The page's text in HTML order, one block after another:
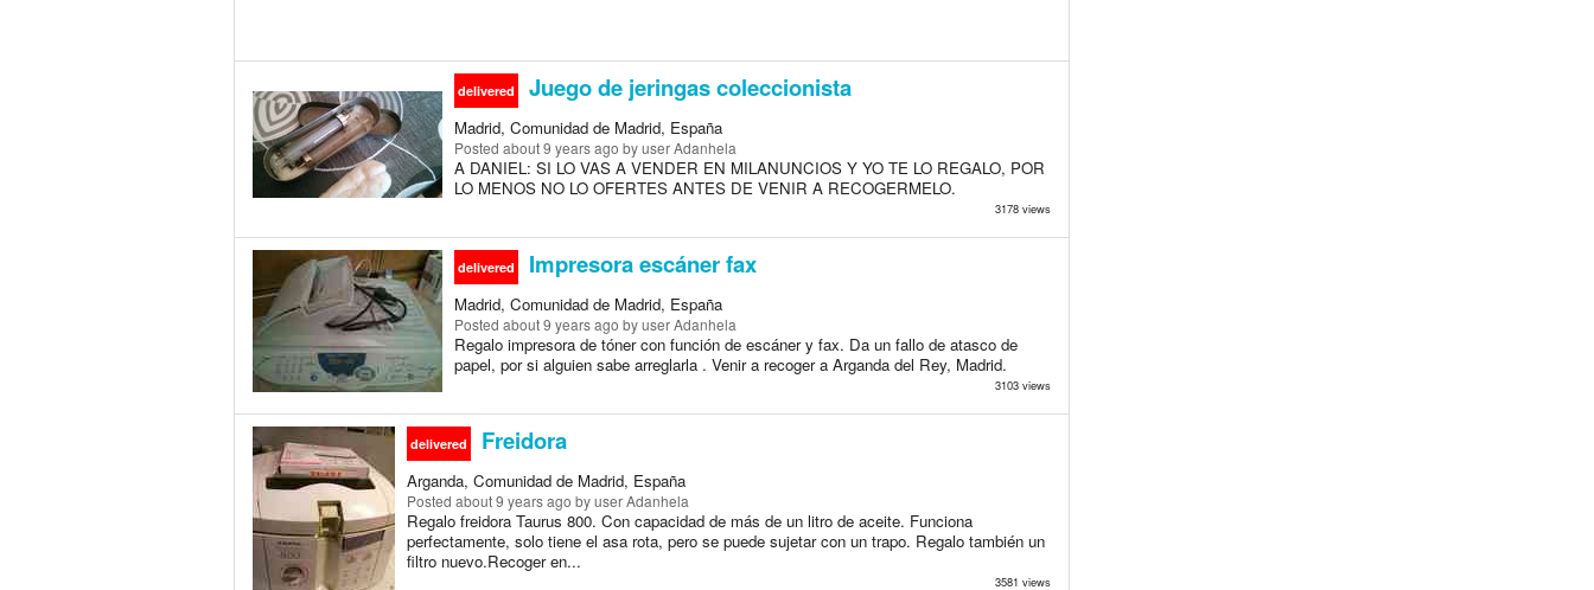
delivered Juego de jeringas coleccionista
Madrid, Comunidad de Madrid, España
Posted about 9 years ago by user Adanhela
A DANIEL: SI LO VAS A VENDER EN MILANUNCIOS Y YO TE LO REGALO, POR
LO MENOS NO LO OFERTES ANTES DE VENIR A RECOGERMELO.
3178 views
delivered Impresora escáner fax
Madrid, Comunidad de Madrid, España
Posted about 9 years ago by user Adanhela
Regalo impresora de tóner con función de escáner y fax. Da un fallo de atasco de
papel, por si alguien sabe arreglarla . Venir a recoger a Arganda del Rey, Madrid.
3103 views
delivered Freidora
Arganda, Comunidad de Madrid, España
Posted about 9 years ago by user Adanhela
Regalo freidora Taurus 800. Con capacidad de más de un litro de aceite. Funciona
perfectamente, solo tiene el asa rota, pero se puede sujetar con un trapo. Regalo también un
filtro nuevo.Recoger en...
3581 views